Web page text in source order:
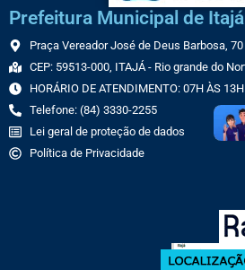
Prefeitura Municipal de
Praça Vereador José de Deus Barbosa, 70
CEP: 59513-000, ITAJÁ - Rio grande do
HORÁRIO DE ATENDIMENTO: 07H ÀS 13H
Telefone: (84) 3330-2255
Lei geral de proteção de dados
Política de Privacidade